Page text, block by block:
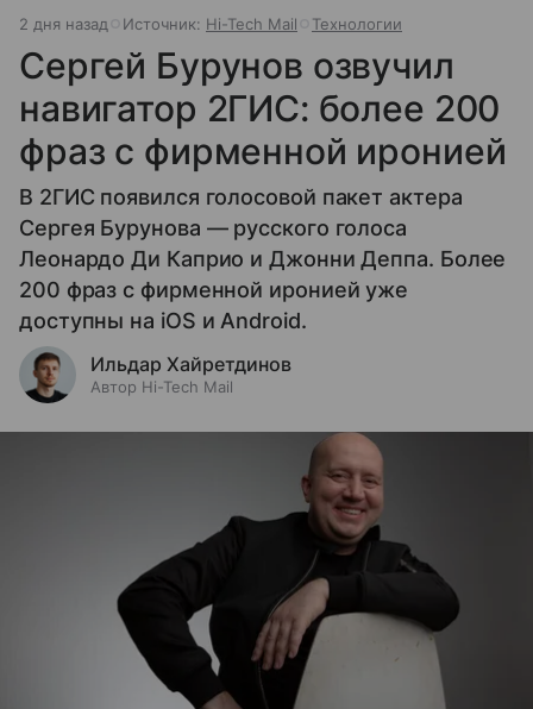
2 дня назад Источник: Hi-Tech Mail Технологии
Сергей Бурунов озвучил
навигатор 2ГИС: более 200
фраз с фирменной иронией
В 2ГИС появился голосовой пакет актера
Сергея Бурунова — русского голоса
Леонардо Ди Каприо и Джонни Деппа. Более
200 фраз с фирменной иронией уже
доступны на iOS и Android.
Ильдар Хайретдинов
Автор Hi-Tech Mail